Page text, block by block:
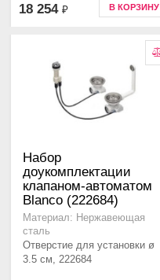
18 254 ₽ В КОРЗИНУ
Набор
доукомплектации
клапаном-автоматом
Blanco (222684)
Материал: Нержавеющая
сталь
Отверстие для установки ø
3.5 см, 222684